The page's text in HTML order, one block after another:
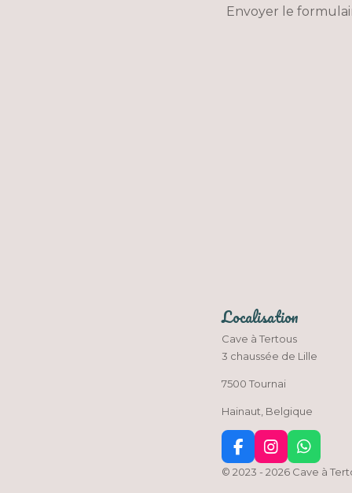
Envoyer le
Localisation
Cave à Tertous
3 chaussée de Lille
7500 Tournai
Hainaut, Belgique
F
a
I
n
W
h
© 2023 - 2026 Cave à